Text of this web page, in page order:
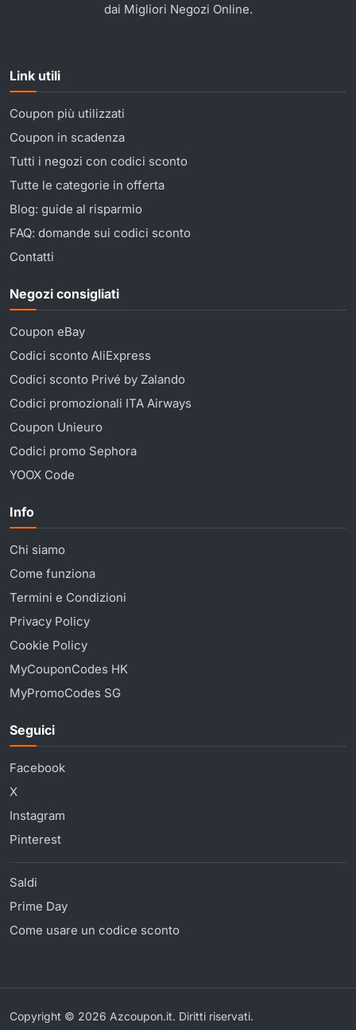
dai Migliori Negozi Online.
Link utili
Coupon più utilizzati
Coupon in scadenza
Tutti i negozi con codici sconto
Tutte le categorie in offerta
Blog: guide al risparmio
FAQ: domande sui codici sconto
Contatti
Negozi consigliati
Coupon eBay
Codici sconto AliExpress
Codici sconto Privé by Zalando
Codici promozionali ITA Airways
Coupon Unieuro
Codici promo Sephora
YOOX Code
Info
Chi siamo
Come funziona
Termini e Condizioni
Privacy Policy
Cookie Policy
MyCouponCodes HK
MyPromoCodes SG
Seguici
Facebook
X
Instagram
Pinterest
Saldi
Prime Day
Come usare un codice sconto
Copyright © 2026 Azcoupon.it. Diritti riservati.